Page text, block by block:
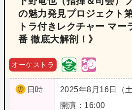
の魅力発見プロジェクト
トラ付きレクチャー マー
番 徹底大解剖！》
オーケストラ
日時
2025年8月16日（土
開演：16:00